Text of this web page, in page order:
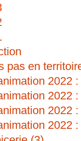
pas en
2022
2022
2022
2022